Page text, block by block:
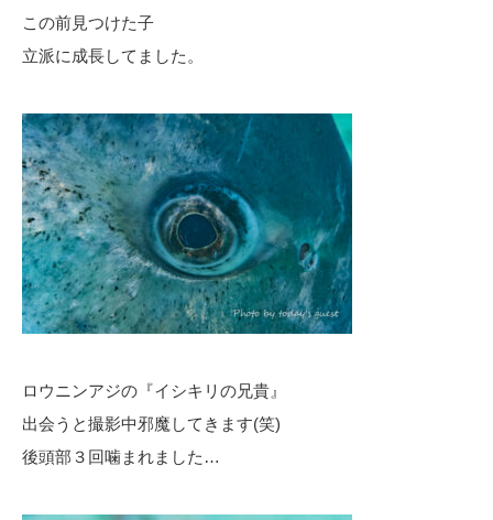
この前見つけた子
立派に成長してました。
ロウニンアジの『イシキリの兄貴』
出会うと撮影中邪魔してきます(笑)
後頭部３回噛まれました…